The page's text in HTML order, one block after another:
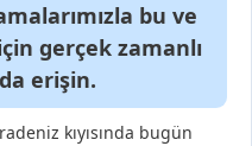
bu ve
gerçek zamanlı
erişin.
kıyısında bugün